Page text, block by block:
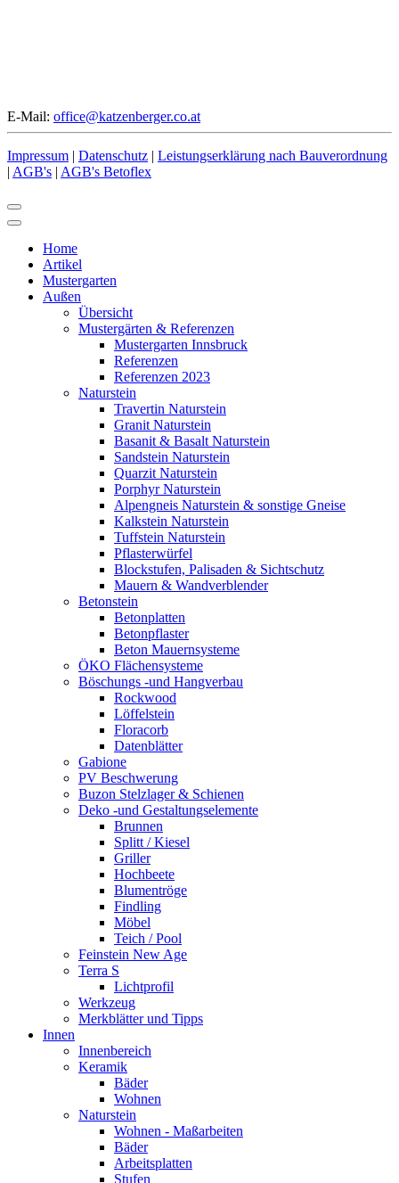
E-Mail: office@katzenberger.co.at
Impressum | Datenschutz | Leistungserklärung nach Bauverordnung
| AGB's | AGB's Betoflex
Home
Artikel
Mustergarten
Außen
Übersicht
Mustergärten & Referenzen
Mustergarten Innsbruck
Referenzen
Referenzen 2023
Naturstein
Travertin Naturstein
Granit Naturstein
Basanit & Basalt Naturstein
Sandstein Naturstein
Quarzit Naturstein
Porphyr Naturstein
Alpengneis Naturstein & sonstige Gneise
Kalkstein Naturstein
Tuffstein Naturstein
Pflasterwürfel
Blockstufen, Palisaden & Sichtschutz
Mauern & Wandverblender
Betonstein
Betonplatten
Betonpflaster
Beton Mauernsysteme
ÖKO Flächensysteme
Böschungs -und Hangverbau
Rockwood
Löffelstein
Floracorb
Datenblätter
Gabione
PV Beschwerung
Buzon Stelzlager & Schienen
Deko -und Gestaltungselemente
Brunnen
Splitt / Kiesel
Griller
Hochbeete
Blumentröge
Findling
Möbel
Teich / Pool
Feinstein New Age
Terra S
Lichtprofil
Werkzeug
Merkblätter und Tipps
Innen
Innenbereich
Keramik
Bäder
Wohnen
Naturstein
Wohnen - Maßarbeiten
Bäder
Arbeitsplatten
Stufen